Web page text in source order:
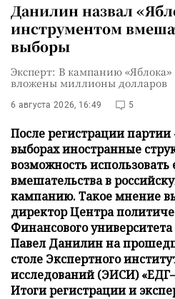
Данилин назвал
инструментом
выборы
Эксперт: В кампанию «Яблока»
вложены миллионы долларов
6 августа 2026, 16:49 5
После регистрации партии
выборах иностранные
возможность
вмешательства в
кампанию. Такое мнение
директор Центра
Финансового
Павел Данилин на
столе Экспертного
исследований (ЭИСИ)
Итоги регистрации и